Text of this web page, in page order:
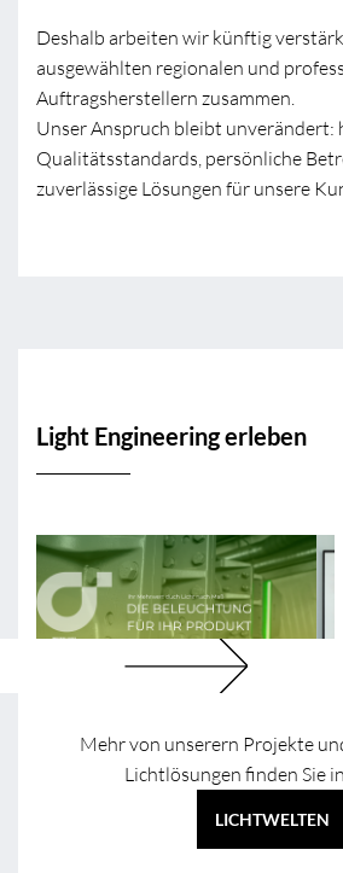
Deshalb arbeiten wir künftig
ausgewählten regionalen und
Auftragsherstellern zusammen.
Unser Anspruch bleibt unverändert:
Qualitätsstandards, persönliche
zuverlässige Lösungen für unsere
Light Engineering erleben
Mehr von unserern Projekte
Lichtlösungen finden Sie
LICHTWELTEN